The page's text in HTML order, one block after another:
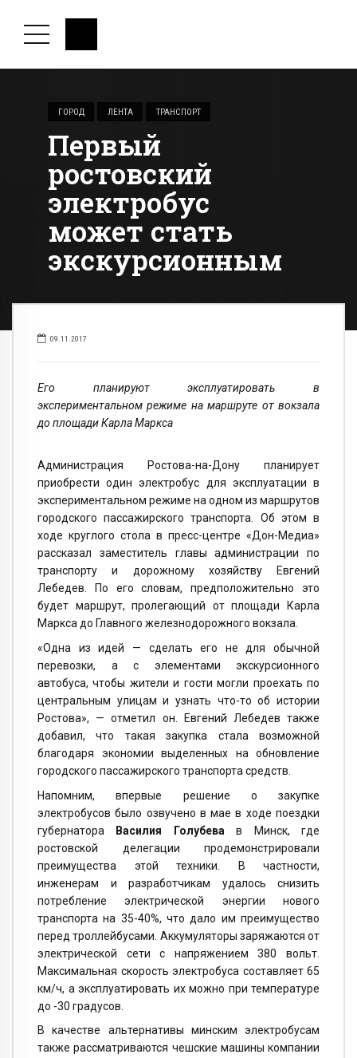
ГОРОД ЛЕНТА ТРАНСПОРТ
Первый
ростовский
электробус
может стать
экскурсионным
09.11.2017
Его планируют эксплуатировать в
экспериментальном режиме на маршруте от вокзала
до площади Карла Маркса
Администрация Ростова-на-Дону планирует
приобрести один электробус для эксплуатации в
экспериментальном режиме на одном из маршрутов
городского пассажирского транспорта. Об этом в
ходе круглого стола в пресс-центре «Дон-Медиа»
рассказал заместитель главы администрации по
транспорту и дорожному хозяйству Евгений
Лебедев. По его словам, предположительно это
будет маршрут, пролегающий от площади Карла
Маркса до Главного железнодорожного вокзала.
«Одна из идей — сделать его не для обычной
перевозки, а с элементами экскурсионного
автобуса, чтобы жители и гости могли проехать по
центральным улицам и узнать что-то об истории
Ростова», — отметил он. Евгений Лебедев также
добавил, что такая закупка стала возможной
благодаря экономии выделенных на обновление
городского пассажирского транспорта средств.
Напомним, впервые решение о закупке
электробусов было озвучено в мае в ходе поездки
губернатора
Василия Голубева в Минск, где
ростовской делегации продемонстрировали
преимущества этой техники. В частности,
инженерам и разработчикам удалось снизить
потребление электрической энергии нового
транспорта на 35-40%, что дало им преимущество
перед троллейбусами. Аккумуляторы заряжаются от
электрической сети с напряжением 380 вольт.
Максимальная скорость электробуса составляет 65
км/ч, а эксплуатировать их можно при температуре
до -30 градусов.
В качестве альтернативы минским электробусам
также рассматриваются чешские машины компании